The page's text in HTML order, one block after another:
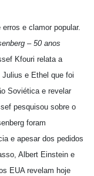
e clamor popular.
– 50 anos
Kfouri relata a
e Ethel que foi
Soviética e revelar
pesquisou sobre o
foram
e apesar dos pedidos
Albert Einstein e
EUA revelam hoje